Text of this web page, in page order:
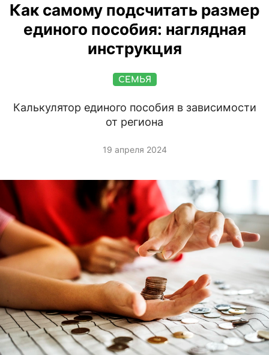
Как самому подсчитать размер
единого пособия: наглядная
инструкция
СЕМЬЯ
Калькулятор единого пособия в зависимости
от региона
19 апреля 2024